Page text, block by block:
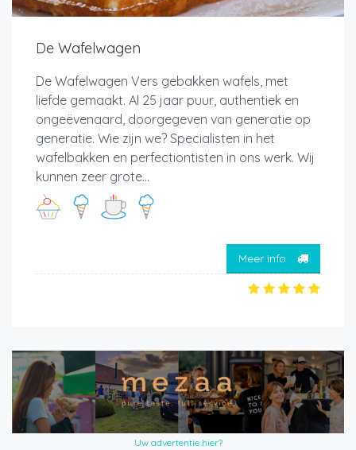
De Wafelwagen
De Wafelwagen Vers gebakken wafels, met
liefde gemaakt. Al 25 jaar puur, authentiek en
ongeëvenaard, doorgegeven van generatie op
generatie. Wie zijn we? Specialisten in het
wafelbakken en perfectiontisten in ons werk. Wij
kunnen zeer grote...
Meer info
Uw advertentie hier?